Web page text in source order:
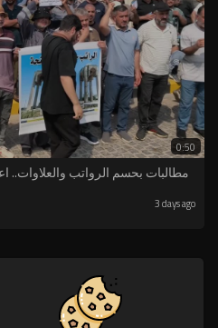
0:50
مطالبات بحسم الرواتب
3 days ago